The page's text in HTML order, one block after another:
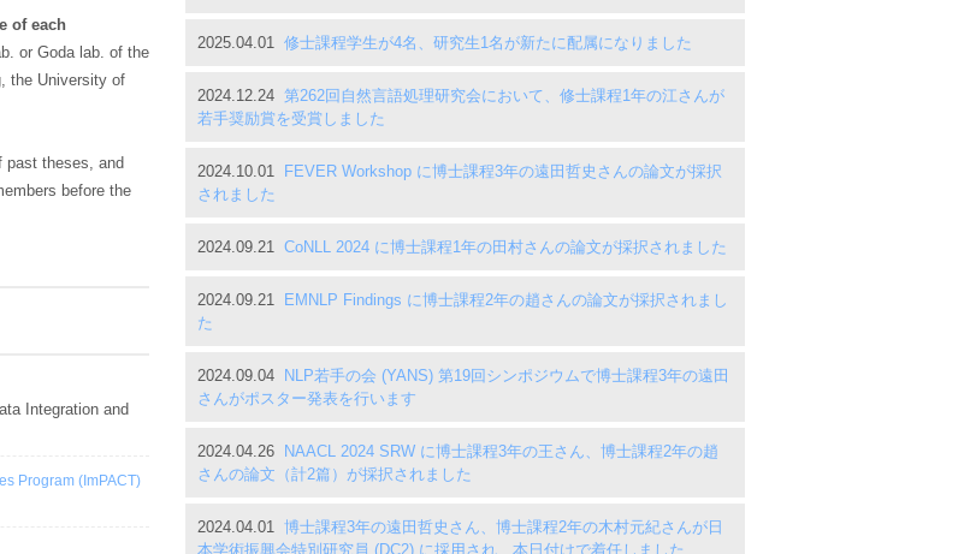
of each
or Goda lab. of the
the University of
past theses, and
before the
Integration and
Program (ImPACT)
2025.04.01 修士課程学生が4名、研究生1名が新たに配属になりました
2024.12.24 第262回自然言語処理研究会において、修士課程1年の江さんが
若手奨励賞を受賞しました
2024.10.01
FEVER Workshop に博士課程3年の遠田哲史さんの論文が採択
されました
2024.09.21 CoNLL 2024 に博士課程1年の田村さんの論文が採択されました
2024.09.21
EMNLP Findings に博士課程2年の趙さんの論文が採択されまし
た
2024.09.04
NLP若手の会 (YANS) 第19回シンポジウムで博士課程3年の遠田
さんがポスター発表を行います
2024.04.26
NAACL 2024 SRW に博士課程3年の王さん、博士課程2年の趙
さんの論文（計2篇）が採択されました
2024.04.01 博士課程3年の遠田哲史さん、博士課程2年の木村元紀さんが日
本学術振興会特別研究員 (DC2) に採用され、本日付けで着任しました